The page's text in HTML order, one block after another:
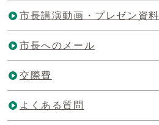
市長講演動画・プレゼン資料
市長へのメール
交際費
よくある質問